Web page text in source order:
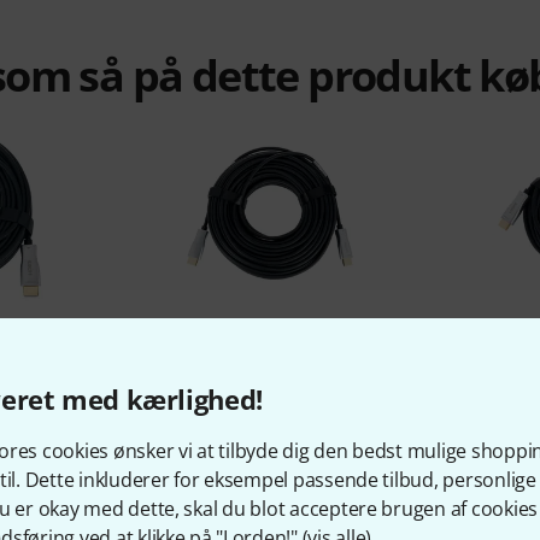
med kærlighed!
cookies ønsker vi at tilbyde dig den bedst mulige
Dette inkluderer for eksempel passende tilbud,
er okay med dette, skal du blot acceptere brugen af
så på dette produkt
A-A 15m
10%
KØBT
pro snake AOC HDMI A-A 25m
677 kr
pro